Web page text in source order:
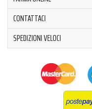
CONTATTACI
SPEDIZIONI VELOCI